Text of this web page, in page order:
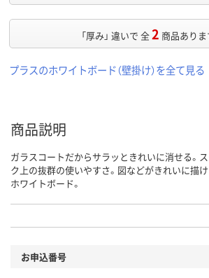
「厚み」 違いで 全2 商品ありま
プラスのホワイトボード（壁掛け）を全て見る
商品説明
ガラスコートだからサラッときれいに消せる。
ク上の抜群の使いやすさ。図などがきれいに描
ホワイトボード。
お申込番号